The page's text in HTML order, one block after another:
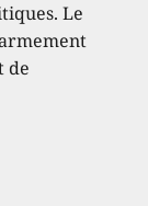
Le
de